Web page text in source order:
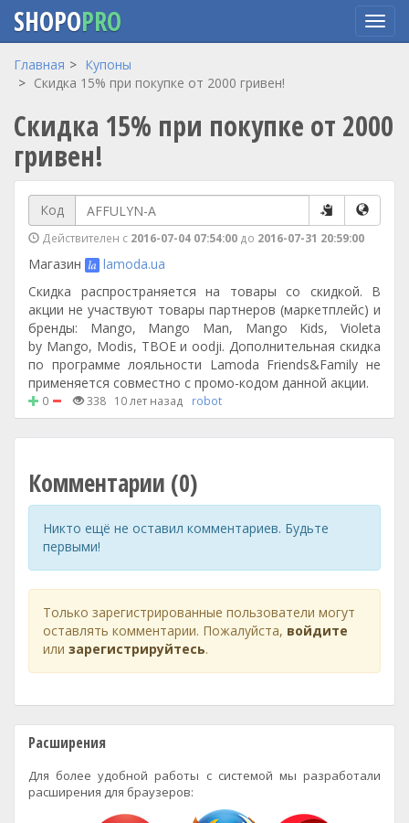
Перейти
содержанию
SHOPOPRO
Главная
Купоны
Скидка 15% при покупке от 2000 гривен!
Скидка 15% при покупке от 2000
гривен!
Код
Действителен с 2016-07-04 07:54:00 до 2016-07-31 20:59:00
Магазин
lamoda.ua
Скидка распространяется на товары со скидкой. В
акции не участвуют товары партнеров (маркетплейс) и
бренды: Mango, Mango Man, Mango Kids, Violeta
by Mango, Modis, ТВОЕ и oodji. Дополнительная скидка
по программе лояльности Lamoda Friends&Family не
применяется совместно с промо-кодом данной акции.
0 338 10 лет назад robot
Комментарии (0)
Никто ещё не оставил комментариев. Будьте
первыми!
Только зарегистрированные пользователи могут
оставлять комментарии. Пожалуйста, войдите
или зарегистрируйтесь.
Расширения
Для более удобной работы с системой мы разработали
расширения для браузеров: